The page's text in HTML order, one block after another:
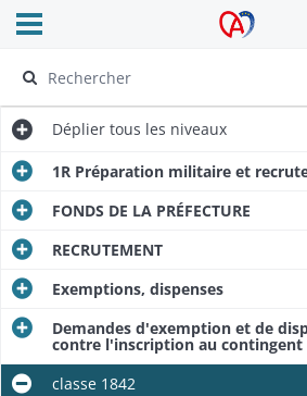
Archives Alsace -
Ouvrir le menu déroulant
Déplier tous les niveaux
1R Préparation militaire et
FONDS DE LA PRÉFECTURE
RECRUTEMENT
Exemptions, dispenses
Demandes d'exemption et de
contre l'inscription au
classe 1842